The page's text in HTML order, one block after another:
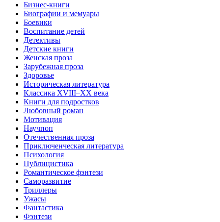
Бизнес-книги
Биографии и мемуары
Боевики
Воспитание детей
Детективы
Детские книги
Женская проза
Зарубежная проза
Здоровье
Историческая литература
Классика XVIII–XX века
Книги для подростков
Любовный роман
Мотивация
Научпоп
Отечественная проза
Приключенческая литература
Психология
Публицистика
Романтическое фэнтези
Саморазвитие
Триллеры
Ужасы
Фантастика
Фэнтези